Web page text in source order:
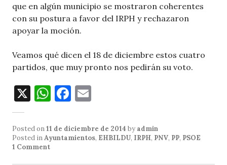
que en algún municipio se mostraron coherentes
con su postura a favor del IRPH y rechazaron
apoyar la moción.
Veamos qué dicen el 18 de diciembre estos cuatro
partidos, que muy pronto nos pedirán su voto.
X W
at
s
F
c
e
ai
l
Posted on11 de diciembre de 2014 by admin
Posted inAyuntamientos, EHBILDU, IRPH, PNV, PP, PSOE
1 Comment